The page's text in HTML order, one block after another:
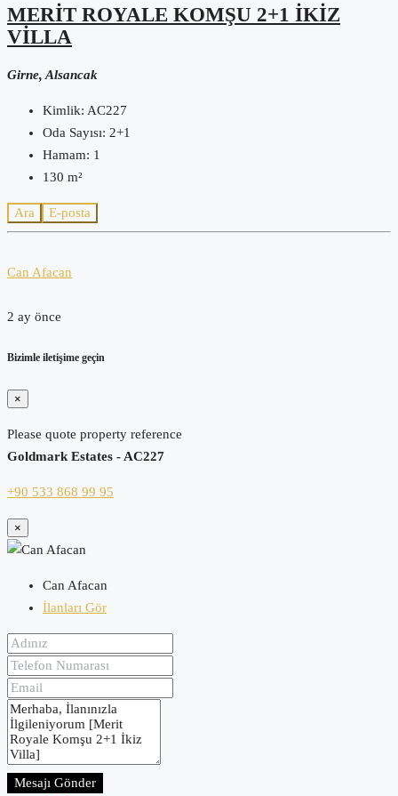
MERIT ROYALE KOMŞU 2+1 İKIZ
VILLA
Girne, Alsancak
Kimlik: AC227
Oda Sayısı: 2+1
Hamam: 1
130 m²
Ara E-posta
Can Afacan
2 ay önce
Bizimle iletişime geçin
×
Please quote property reference
Goldmark Estates - AC227
+90 533 868 99 95
×
Can Afacan
İlanları Gör
Mesajı Gönder